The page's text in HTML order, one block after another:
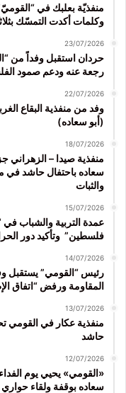
منفذيّة بعلبك في
وكلمات أكدت التمسّك
23/07/2026
حردان استقبل وفداً من
رجعة عنه ودعم صمود
22/07/2026
وفد من منفذية البقاع
(أبو سعاده)
18/07/2026
منفذية صيدا –
سعاده باحتفال حاشد في
والثبات
15/07/2026
عمدة التربية والشباب في
فلسطين” وتأكيد دور
14/07/2026
رئيس “القومي” يستقبل
المقاومة ورفض “اتفاق
13/07/2026
حاشد
12/07/2026
«القومي» يحيي يوم
سعاده بوقفة ولقاء